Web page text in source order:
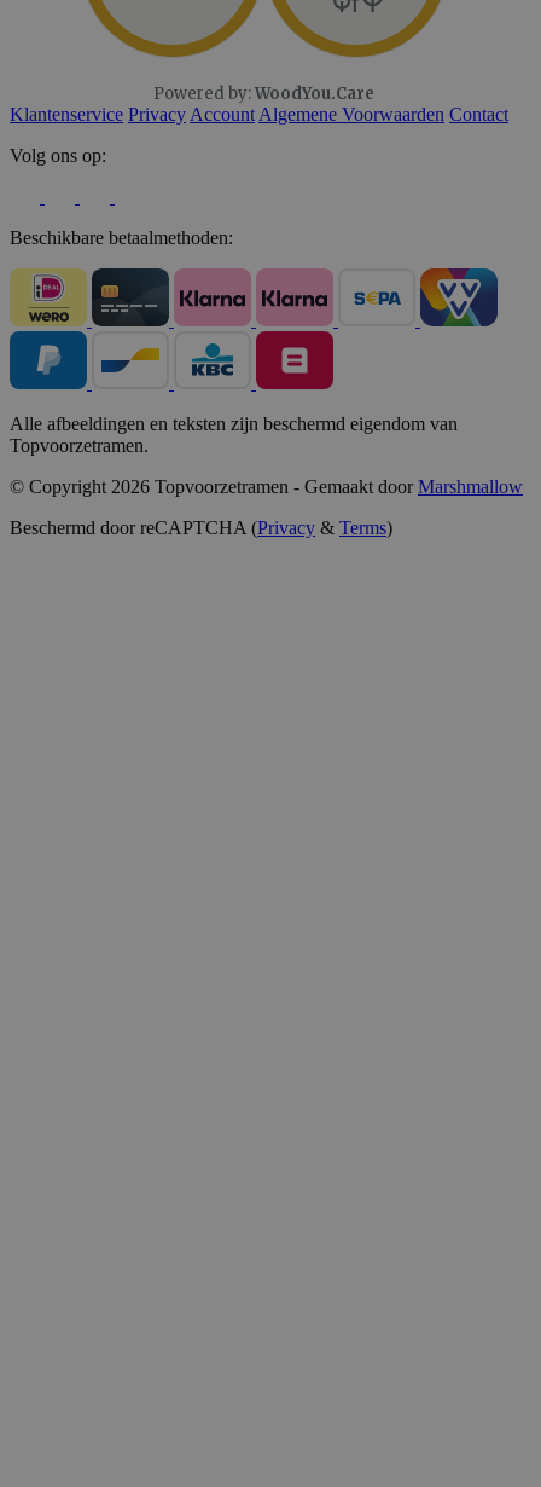
Powered by:WoodYou.Care
Klantenservice Privacy Account Algemene Voorwaarden Contact
Volg ons op:
Beschikbare betaalmethoden:
Alle afbeeldingen en teksten zijn beschermd eigendom van
Topvoorzetramen.
© Copyright 2026 Topvoorzetramen - Gemaakt doorMarshmallow
Beschermd door reCAPTCHA (Privacy & Terms)